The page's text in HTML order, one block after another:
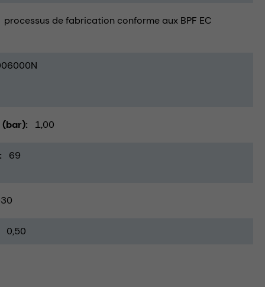
processus de fabrication conforme aux BPF EC
(bar) 1,00
69
0,50